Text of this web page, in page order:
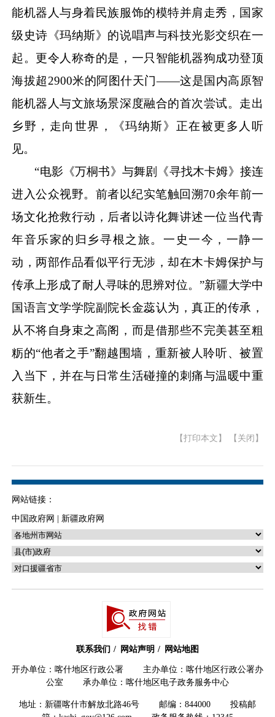
能机器人与身着民族服饰的模特并肩走秀，国家
级史诗《玛纳斯》的说唱声与科技光影交织在一
起。更令人称奇的是，一只智能机器狗成功登顶
海拔超2900米的阿图什天门——这是国内高原智
能机器人与文旅场景深度融合的首次尝试。走出
乡野，走向世界，《玛纳斯》正在被更多人听
见。
“电影《万桐书》与舞剧《寻找木卡姆》接连
进入公众视野。前者以纪实笔触回溯70余年前一
场文化抢救行动，后者以诗化舞讲述一位当代青
年音乐家的归乡寻根之旅。一史一今，一静一
动，两部作品看似平行无涉，却在木卡姆保护与
传承上形成了耐人寻味的思辨对位。”新疆大学中
国语言文学学院副院长金蕊认为，真正的传承，
从不将自身束之高阁，而是借那些不完美甚至粗
粝的“他者之手”翻越围墙，重新被人聆听、被置
入当下，并在与日常生活碰撞的刺痛与温暖中重
获新生。
【打印本文】 【关闭】
网站链接：
中国政府网 | 新疆政府网
联系我们 网站声明 网站地图
开办单位：喀什地区行政公署 主办单位：喀什地区行政公署办
公室 承办单位：喀什地区电子政务服务中心
地址：新疆喀什市解放北路46号 邮编：844000 投稿邮